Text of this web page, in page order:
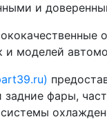
и
и моделей
задние фары,